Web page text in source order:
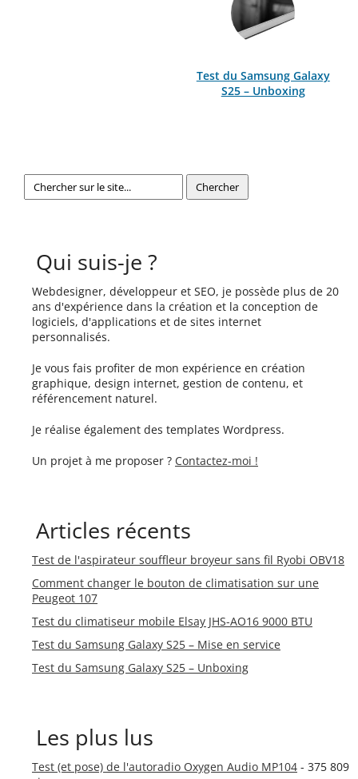
Test du Samsung Galaxy
S25 – Unboxing
Qui suis-je ?
Webdesigner, développeur et SEO, je possède plus de 20
ans d'expérience dans la création et la conception de
logiciels, d'applications et de sites internet
personnalisés.
Je vous fais profiter de mon expérience en création
graphique, design internet, gestion de contenu, et
référencement naturel.
Je réalise également des templates Wordpress.
Un projet à me proposer ? Contactez-moi !
Articles récents
Test de l'aspirateur souffleur broyeur sans fil Ryobi OBV18
Comment changer le bouton de climatisation sur une
Peugeot 107
Test du climatiseur mobile Elsay JHS-AO16 9000 BTU
Test du Samsung Galaxy S25 – Mise en service
Test du Samsung Galaxy S25 – Unboxing
Les plus lus
Test (et pose) de l'autoradio Oxygen Audio MP104 - 375 809